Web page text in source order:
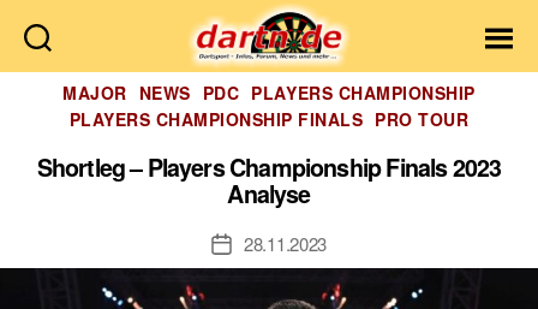
Dartn.de
Kategorien
MAJOR NEWS PDC PLAYERS CHAMPIONSHIP
PLAYERS CHAMPIONSHIP FINALS PRO TOUR
Shortleg – Players Championship Finals 2023
Analyse
Veröffentlichungsdatum
28.11.2023